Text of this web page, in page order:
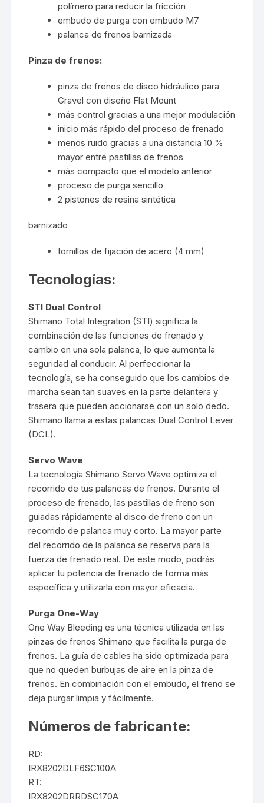
polímero para reducir la fricción
embudo de purga con embudo M7
palanca de frenos barnizada
Pinza de frenos:
pinza de frenos de disco hidráulico para
Gravel con diseño Flat Mount
más control gracias a una mejor modulación
inicio más rápido del proceso de frenado
menos ruido gracias a una distancia 10 %
mayor entre pastillas de frenos
más compacto que el modelo anterior
proceso de purga sencillo
2 pistones de resina sintética
barnizado
tornillos de fijación de acero (4 mm)
Tecnologías:
STI Dual Control
Shimano Total Integration (STI) significa la
combinación de las funciones de frenado y
cambio en una sola palanca, lo que aumenta la
seguridad al conducir. Al perfeccionar la
tecnología, se ha conseguido que los cambios de
marcha sean tan suaves en la parte delantera y
trasera que pueden accionarse con un solo dedo.
Shimano llama a estas palancas Dual Control Lever
(DCL).
Servo Wave
La tecnología Shimano Servo Wave optimiza el
recorrido de tus palancas de frenos. Durante el
proceso de frenado, las pastillas de freno son
guiadas rápidamente al disco de freno con un
recorrido de palanca muy corto. La mayor parte
del recorrido de la palanca se reserva para la
fuerza de frenado real. De este modo, podrás
aplicar tu potencia de frenado de forma más
específica y utilizarla con mayor eficacia.
Purga One-Way
One Way Bleeding es una técnica utilizada en las
pinzas de frenos Shimano que facilita la purga de
frenos. La guía de cables ha sido optimizada para
que no queden burbujas de aire en la pinza de
frenos. En combinación con el embudo, el freno se
deja purgar limpia y fácilmente.
Números de fabricante:
RD:
IRX8202DLF6SC100A
RT:
IRX8202DRRDSC170A